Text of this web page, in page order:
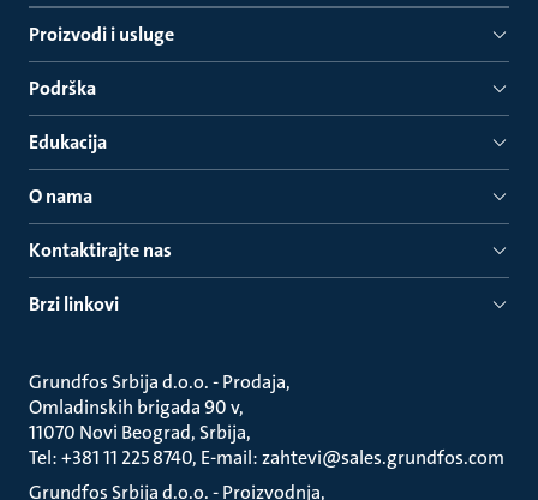
Proizvodi i usluge
Podrška
Edukacija
O nama
Kontaktirajte nas
Brzi linkovi
Grundfos Srbija d.o.o. - Prodaja
Omladinskih brigada 90 v
11070 Novi Beograd, Srbija
Tel: +381 11 225 8740, E-mail: zahtevi@sales.grundfos.com
Grundfos Srbija d.o.o. - Proizvodnja